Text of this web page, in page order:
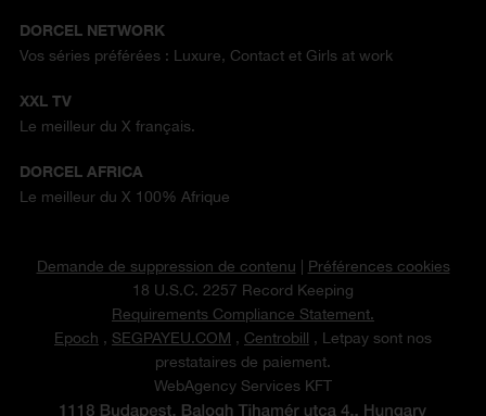
DORCEL NETWORK
Vos séries préférées : Luxure, Contact et Girls at work
XXL TV
Le meilleur du X français.
DORCEL AFRICA
Le meilleur du X 100% Afrique
Demande de suppression de contenu | Préférences cookies
18 U.S.C. 2257 Record Keeping
Requirements Compliance Statement.
Epoch , SEGPAYEU.COM , Centrobill , Letpay sont nos
prestataires de paiement.
WebAgency Services KFT